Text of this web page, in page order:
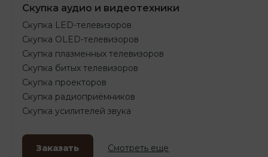
Скупка аудио и видеотехники
Скупка LED-телевизоров
Скупка OLED-телевизоров
Скупка плазменных телевизоров
Скупка битых телевизоров
Скупка проекторов
Скупка радиоприёмников
Скупка усилителей звука
Заказать Смотреть еще